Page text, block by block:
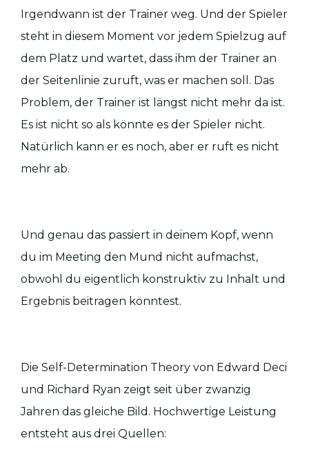
Irgendwann ist der Trainer weg. Und der Spieler
steht in diesem Moment vor jedem Spielzug auf
dem Platz und wartet, dass ihm der Trainer an
der Seitenlinie zuruft, was er machen soll. Das
Problem, der Trainer ist längst nicht mehr da ist.
Es ist nicht so als könnte es der Spieler nicht.
Natürlich kann er es noch, aber er ruft es nicht
mehr ab.
Und genau das passiert in deinem Kopf, wenn
du im Meeting den Mund nicht aufmachst,
obwohl du eigentlich konstruktiv zu Inhalt und
Ergebnis beitragen könntest.
Die Self-Determination Theory von Edward Deci
und Richard Ryan zeigt seit über zwanzig
Jahren das gleiche Bild. Hochwertige Leistung
entsteht aus drei Quellen: